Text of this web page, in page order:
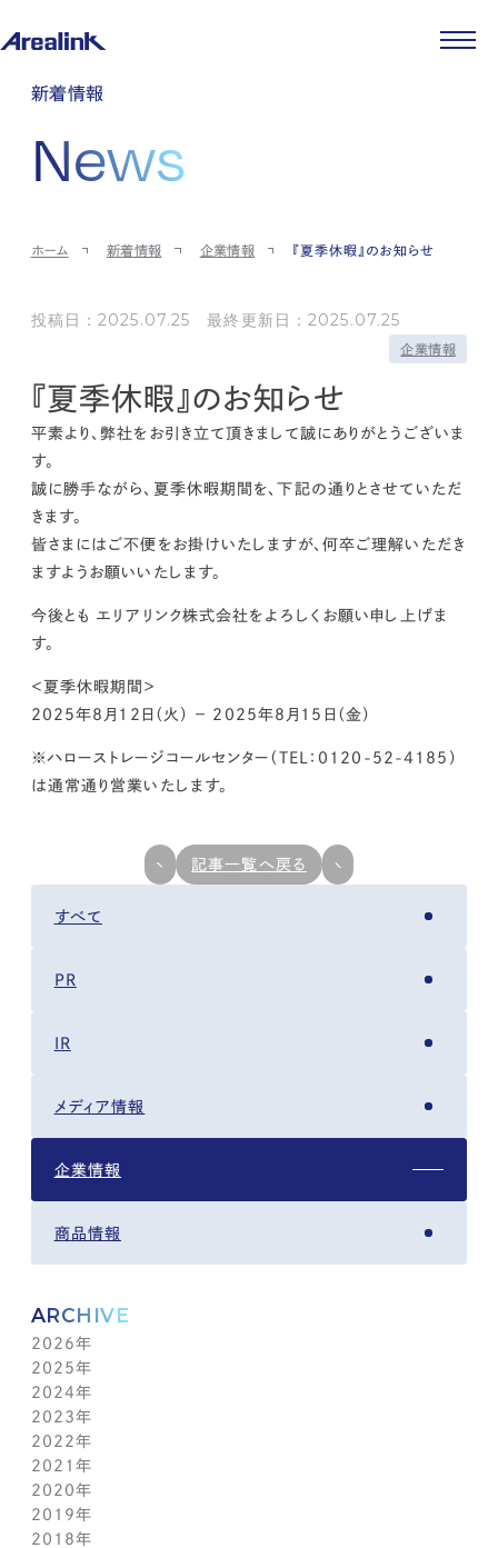
企業情報
企業理念
会社概要
コーポレートガバナンス
ストレージ事業
パートナー制度
土地権利整備事業
IR情報
IRカレンダー
IRポリシー
ストレージ室数実績
個人投資家の皆様へ
よくある質問・用語集
免責事項
ニュース
商品情報
先輩社員インタビュー
採用エントリー
asul
カスタマーハラスメントポリ
シー
プライバシーポリシー
©2025 AREALINK.
新着情報
News
ホーム 新着情報 企業情報 『夏季休暇』のお知らせ
すべて
PR
IR
メディア情報
企業情報
商品情報
ARCHIVE
2026年
8月(4)
7月(14)
6月(5)
5月(6)
4月(12)
3月(13)
2月(9)
1月(4)
2025年
12月(6)
11月(5)
10月(8)
9月(12)
8月(8)
7月(10)
6月(6)
2024年
12月(7)
11月(5)
10月(12)
9月(4)
8月(5)
7月(11)
2023年
12月(3)
11月(13)
10月(11)
9月(3)
8月(5)
2022年
12月(2)
11月(4)
10月(4)
9月(1)
2021年
12月(4)
11月(2)
10月(6)
2020年
12月(2)
11月(3)
2019年
12月(2)
2018年
投稿日：2025.07.25 最終更新日：2025.07.25
企業情報
『夏季休暇』のお知らせ
平素より、弊社をお引き立て頂きまして誠にありがとうございま
す。
誠に勝手ながら、夏季休暇期間を、下記の通りとさせていただ
きます。
皆さまにはご不便をお掛けいたしますが、何卒ご理解いただき
ますようお願いいたします。
今後とも エリアリンク株式会社をよろしくお願い申し上げま
す。
＜夏季休暇期間＞
2025年8月12日（火） − 2025年8月15日（金）
※ハローストレージコールセンター（TEL：0120-52-4185）
は通常通り営業いたします。
記事一覧へ戻る